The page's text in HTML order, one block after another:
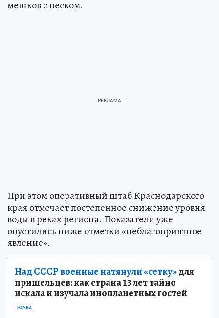
мешков с песком.
При этом оперативный штаб Краснодарского
края отмечает постепенное снижение уровня
воды в реках региона. Показатели уже
опустились ниже отметки «неблагоприятное
явление».
Над СССР военные натянули «сетку»для
пришельцев: как страна 13 лет тайно
искала и изучала инопланетных гостей
НАУКА